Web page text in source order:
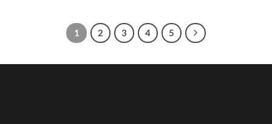
1 2 3 4 5